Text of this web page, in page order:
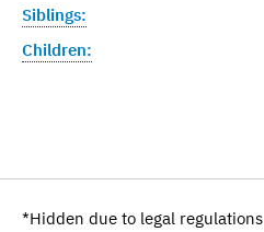
Siblings:
Children:
*Hidden due to legal regulations